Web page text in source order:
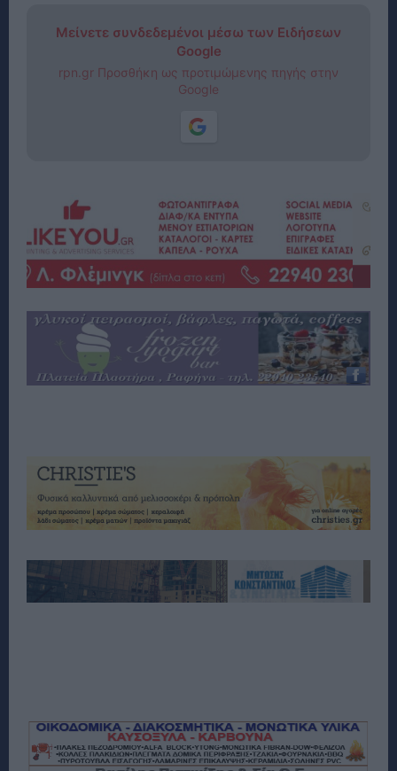
Μείνετε συνδεδεμένοι μέσω των Ειδήσεων
Google
rpn.gr Προσθήκη ως προτιμώμενης πηγής στην
Google